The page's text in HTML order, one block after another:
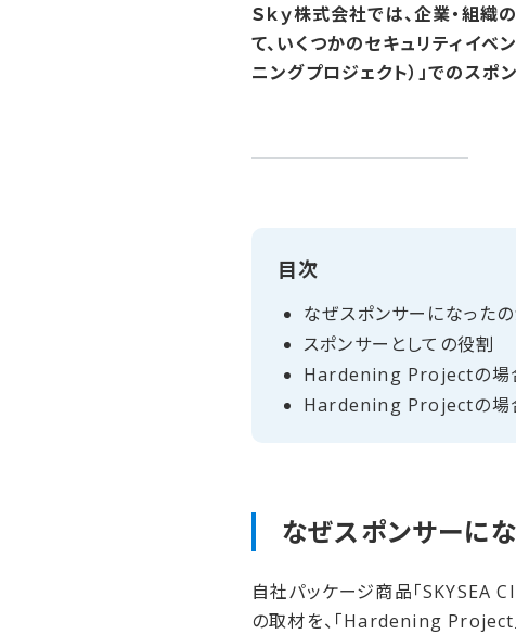
Ｓｋｙ株式会社では、企業・組
て、いくつかのセキュリティイ
ニングプロジェクト）」でのスポ
目次
なぜスポンサーに​なった
スポンサーと​しての​役割
Hardening Projectの​
Hardening Projectの​
なぜスポンサーに​
自社パッケージ商品「SKYSEA
の取材を、「Hardening Project